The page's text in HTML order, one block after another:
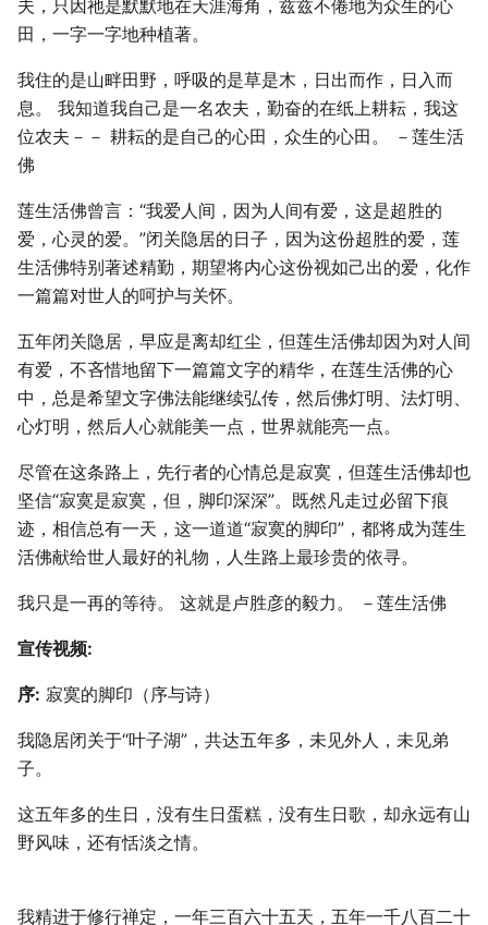
夫，只因祂是默默地在天涯海角，兹兹不倦地为众生的心
田，一字一字地种植著。
我住的是山畔田野，呼吸的是草是木，日出而作，日入而
息。 我知道我自己是一名农夫，勤奋的在纸上耕耘，我这
位农夫－－ 耕耘的是自己的心田，众生的心田。 －莲生活
佛
莲生活佛曾言：“我爱人间，因为人间有爱，这是超胜的
爱，心灵的爱。”闭关隐居的日子，因为这份超胜的爱，莲
生活佛特别著述精勤，期望将内心这份视如己出的爱，化作
一篇篇对世人的呵护与关怀。
五年闭关隐居，早应是离却红尘，但莲生活佛却因为对人间
有爱，不吝惜地留下一篇篇文字的精华，在莲生活佛的心
中，总是希望文字佛法能继续弘传，然后佛灯明、法灯明、
心灯明，然后人心就能美一点，世界就能亮一点。
尽管在这条路上，先行者的心情总是寂寞，但莲生活佛却也
坚信“寂寞是寂寞，但，脚印深深”。既然凡走过必留下痕
迹，相信总有一天，这一道道“寂寞的脚印”，都将成为莲生
活佛献给世人最好的礼物，人生路上最珍贵的依寻。
我只是一再的等待。 这就是卢胜彦的毅力。 －莲生活佛
宣传视频:
序: 寂寞的脚印（序与诗）
我隐居闭关于“叶子湖”，共达五年多，未见外人，未见弟
子。
这五年多的生日，没有生日蛋糕，没有生日歌，却永远有山
野风味，还有恬淡之情。
我精进于修行禅定，一年三百六十五天，五年一千八百二十